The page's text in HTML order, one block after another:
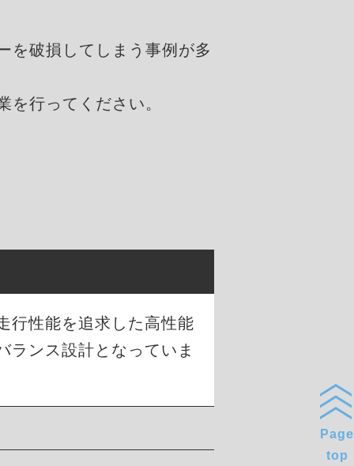
を破損してしまう事例が多
行ってください。
行性能を追求した高性能
ランス設計となっていま
Page
top